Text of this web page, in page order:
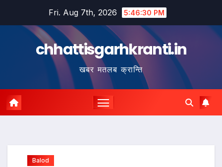
Fri. Aug 7th, 2026 5:46:31 PM
chhattisgarhkranti.in
खबर मतलब क्रान्ति
Balod